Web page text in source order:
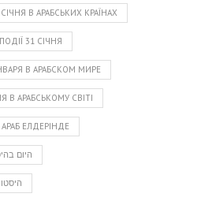
В АРАБСЬКИХ КРАЇНАХ
31 СІЧНЯ
В АРАБСКОМ МИРЕ
В АРАБСЬКОМУ СВІТІ
АРАБ ЕЛДЕРІНДЕ
היום בהיסטוריה: 31